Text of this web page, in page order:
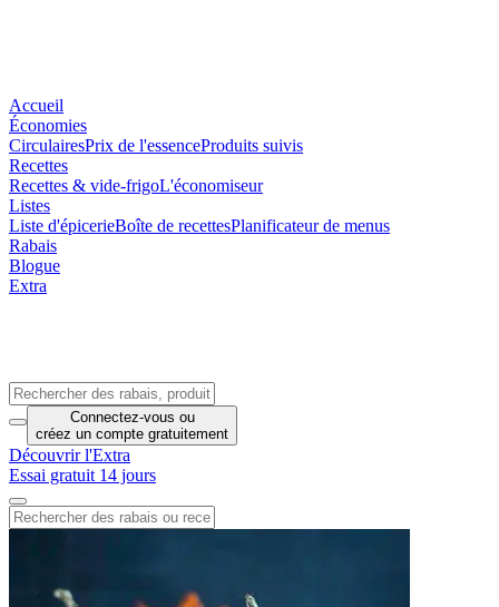
Accueil
Économies
CirculairesPrix de l'essenceProduits suivis
Recettes
Recettes & vide-frigoL'économiseur
Listes
Liste d'épicerieBoîte de recettesPlanificateur de menus
Rabais
Blogue
Extra
Connectez-vous ou
créez un compte gratuitement
Découvrir l'Extra
Essai gratuit 14 jours